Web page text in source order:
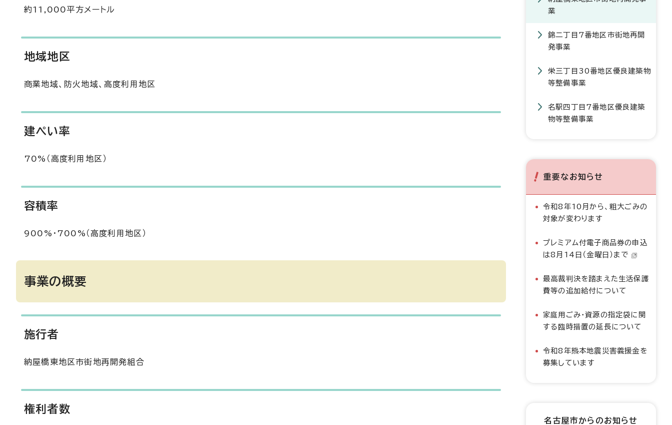
約11,000平方メートル
地域地区
商業地域、防火地域、高度利用地区
建ぺい率
70%（高度利用地区）
容積率
900%・700%（高度利用地区）
事業の概要
施行者
納屋橋東地区市街地再開発組合
権利者数
業
錦二丁目7番地区市街地再開
発事業
栄三丁目30番地区優良建築物
等整備事業
名駅四丁目7番地区優良建築
物等整備事業
重要なお知らせ
令和8年10月から、粗大ごみの
対象が変わります
プレミアム付電子商品券の申込
は8月14日（金曜日）まで
最高裁判決を踏まえた生活保護
費等の追加給付について
家庭用ごみ・資源の指定袋に関
する臨時措置の延長について
令和8年熊本地震災害義援金を
募集しています
名古屋市からのお知らせ